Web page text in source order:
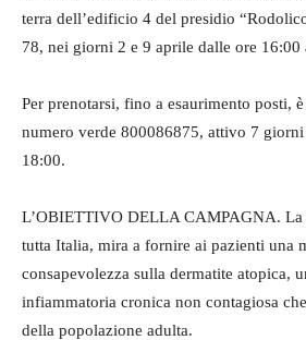
terra dell’edificio 4 del presidio
78, nei giorni 2 e 9 aprile dalle ore 16:00
Per prenotarsi, fino a esaurimento posti,
numero verde 800086875, attivo 7
18:00.
L’OBIETTIVO DELLA CAMPAGNA. La
tutta Italia, mira a fornire ai pazienti una
consapevolezza sulla dermatite atopica,
infiammatoria cronica non contagiosa
della popolazione adulta.